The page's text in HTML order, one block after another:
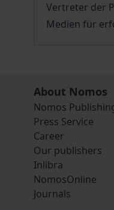
Vertreter der
Medien für
About Nomos
Nomos
Press Service
Career
Our publishers
Inlibra
NomosOnline
Journals